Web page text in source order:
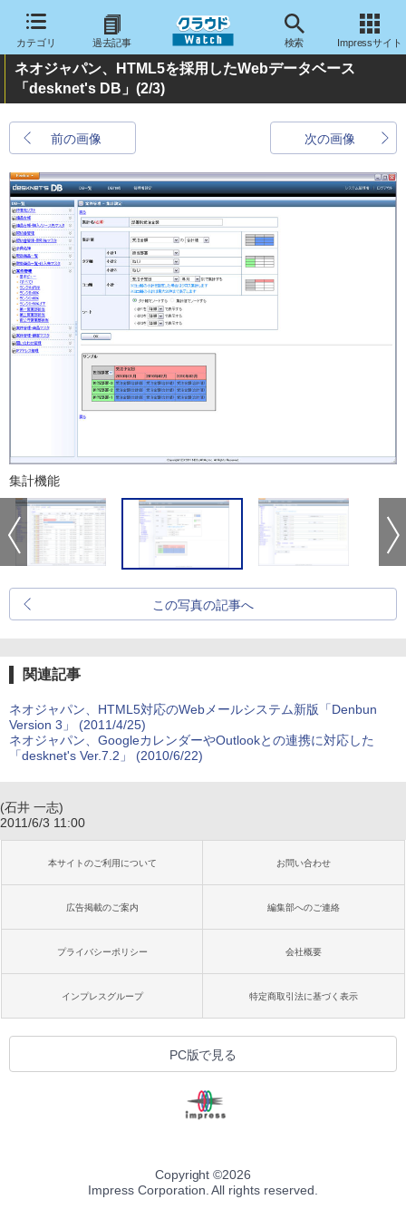
カテゴリ 過去記事 検索 Impressサイト
ネオジャパン、HTML5を採用したWebデータベース
「desknet's DB」 (2/3)
前の画像 次の画像
集計機能
この写真の記事へ
関連記事
ネオジャパン、HTML5対応のWebメールシステム新版「Denbun
Version 3」 (2011/4/25)
ネオジャパン、GoogleカレンダーやOutlookとの連携に対応した
「desknet's Ver.7.2」 (2010/6/22)
(石井 一志)
2011/6/3 11:00
本サイトのご利用について お問い合わせ
広告掲載のご案内 編集部へのご連絡
プライバシーポリシー 会社概要
インプレスグループ 特定商取引法に基づく表示
PC版で見る
Copyright ©2026
Impress Corporation. All rights reserved.